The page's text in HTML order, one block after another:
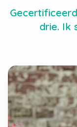
drie. Ik